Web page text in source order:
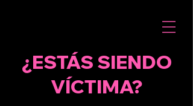
¿ESTÁS SIENDO
VÍCTIMA?